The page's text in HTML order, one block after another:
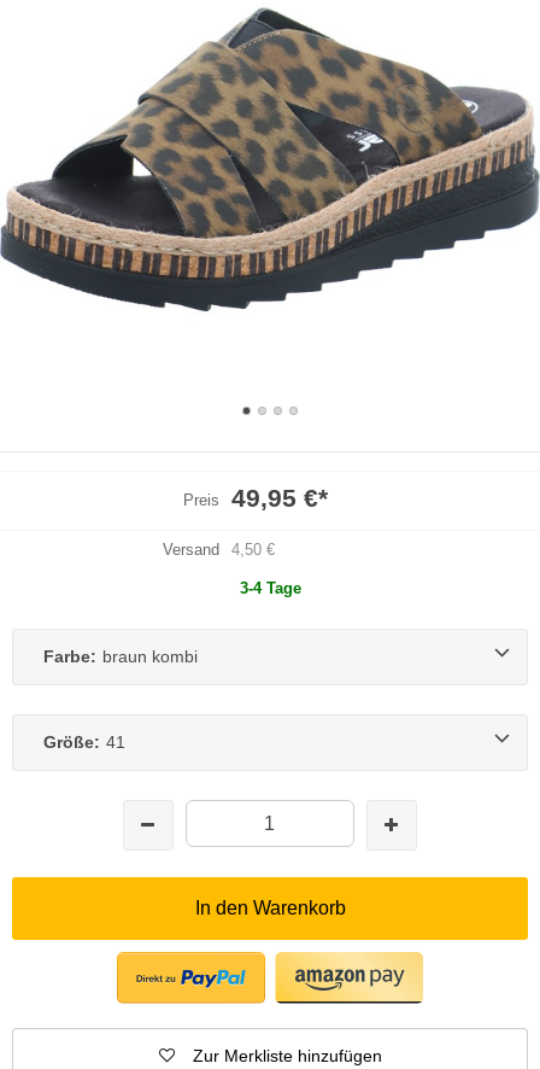
Preis 49,95 €*
Versand 4,50 €
3-4 Tage
Farbe: braun kombi
Größe: 41
In den Warenkorb
Zur Merkliste hinzufügen